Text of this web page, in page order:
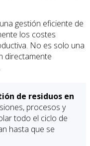
gestión eficiente de
los costes
No es solo una
directamente
de residuos en
procesos y
todo el ciclo de
hasta que se